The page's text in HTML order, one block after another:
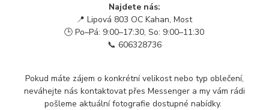
Najdete nás:
📍 Lipová 803 OC Kahan, Most
🕒 Po–Pá: 9:00–17:30, So: 9:00–11:30
📞 606328736
Pokud máte zájem o konkrétní velikost nebo typ oblečení,
neváhejte nás kontaktovat přes Messenger a my vám rádi
pošleme aktuální fotografie dostupné nabídky.